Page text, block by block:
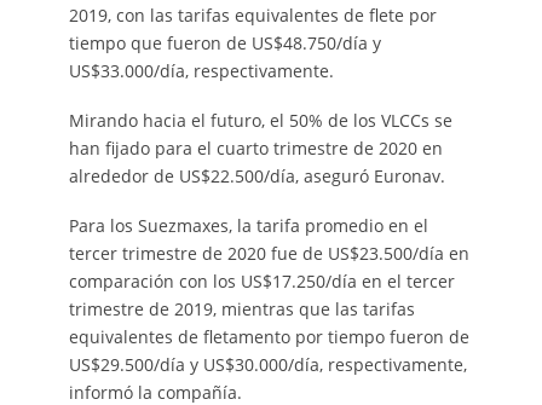
2019, con las tarifas equivalentes de flete por
tiempo que fueron de US$48.750/día y
US$33.000/día, respectivamente.
Mirando hacia el futuro, el 50% de los VLCCs se
han fijado para el cuarto trimestre de 2020 en
alrededor de US$22.500/día, aseguró Euronav.
Para los Suezmaxes, la tarifa promedio en el
tercer trimestre de 2020 fue de US$23.500/día en
comparación con los US$17.250/día en el tercer
trimestre de 2019, mientras que las tarifas
equivalentes de fletamento por tiempo fueron de
US$29.500/día y US$30.000/día, respectivamente,
informó la compañía.